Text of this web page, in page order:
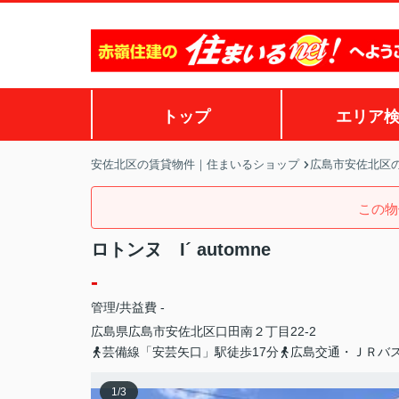
トップ エリア
安佐北区の賃貸物件｜住まいるショップ 広島市安佐北区
この
ロトンヌ I´ automne
-
管理/共益費 -
広島県広島市安佐北区口田南２丁目22-2
芸備線「安芸矢口」駅徒歩17分
広島交通・ＪＲバ
1/3